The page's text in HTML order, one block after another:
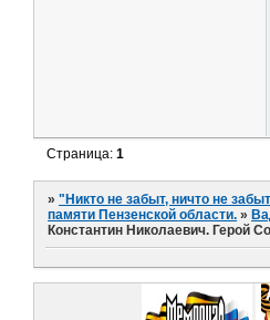
Страница:1
»"Никто не забыт, ничто не
памяти Пензенской области. »
Константин Николаевич. Герой